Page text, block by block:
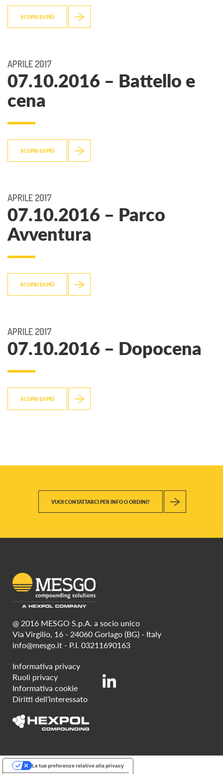
SCOPRI DI PIÙ
APRILE 2017
07.10.2016 – Battello e
cena
SCOPRI DI PIÙ
APRILE 2017
07.10.2016 – Parco
Avventura
SCOPRI DI PIÙ
APRILE 2017
07.10.2016 – Dopocena
SCOPRI DI PIÙ
VUOI CONTATTARCI PER INFO O ORDINI?
@ 2016 MESGO S.p.A. a socio unico
Via Virgilio, 16 - 24060 Gorlago (BG) - Italy
info@mesgo.it - P.I. 03211690163
Informativa privacy
Ruoli privacy
Informativa cookie
Diritti dell’interessato
Le tue preferenze relative alla privacy